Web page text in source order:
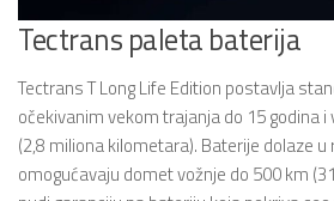
Tectrans paleta baterija
Tectrans T Long Life Edition postavlja
očekivanim vekom trajanja do 15 godina
(2,8 miliona kilometara). Baterije dolaze
omogućavaju domet vožnje do 500 km